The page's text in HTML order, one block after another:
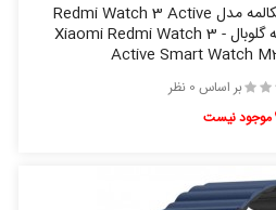
ساعت هوشمند با قابلیت مکالمه مدل Redmi Watch 3 Active
M2235W1 شیائومی نسخه گلوبال - Xiaomi Redmi Watch 3
Active Smart Watch
بر اساس 0 نظر
موجود نیست